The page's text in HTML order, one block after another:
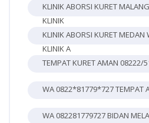
KLINIK ABORSI KURET
KLINIK
KLINIK ABORSI KURET
KLINIK A
TEMPAT KURET AMAN 08222/
WA 0822*81779*727 TEMPAT
WA 082281779727 BIDAN